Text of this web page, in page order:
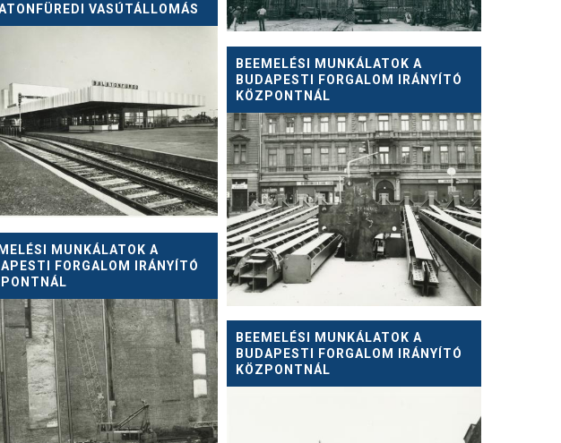
VASÚTÁLLOMÁS
BEEMELÉSI MUNKÁLATOK A
BUDAPESTI FORGALOM IRÁNYÍTÓ
KÖZPONTNÁL
MUNKÁLATOK A
FORGALOM IRÁNYÍTÓ
BEEMELÉSI MUNKÁLATOK A
BUDAPESTI FORGALOM IRÁNYÍTÓ
KÖZPONTNÁL